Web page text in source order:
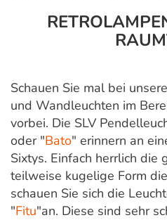
Schauen Sie mal bei
und Wandleuchten im
vorbei. Die SLV
oder "Bato" erinnern an
Sixtys. Einfach herrlich die
teilweise kugelige Form
schauen Sie sich die
"Fitu"an. Diese sind sehr